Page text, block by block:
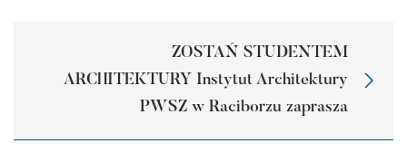
ZOSTAŃ STUDENTEM
ARCHITEKTURY Instytut Architektury
PWSZ w Raciborzu zaprasza